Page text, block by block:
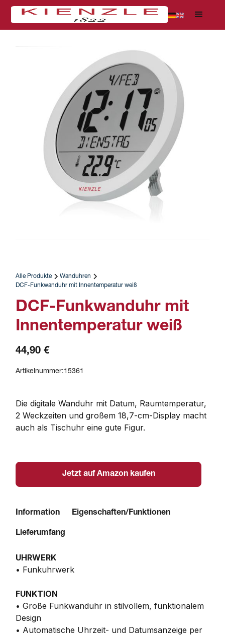
Alle Produkte
Wanduhren
DCF-Funkwanduhr mit Innentemperatur weiß
DCF-Funkwanduhr mit
Innentemperatur weiß
44,90 €
Artikelnummer:15361
Die digitale Wanduhr mit Datum, Raumtemperatur,
2 Weckzeiten und großem 18,7-cm-Display macht
auch als Tischuhr eine gute Figur.
Jetzt auf Amazon kaufen
Information Eigenschaften/Funktionen
Lieferumfang
UHRWERK
• Funkuhrwerk
FUNKTION
• Große Funkwanduhr in stilvollem, funktionalem
Design
• Automatische Uhrzeit- und Datumsanzeige per